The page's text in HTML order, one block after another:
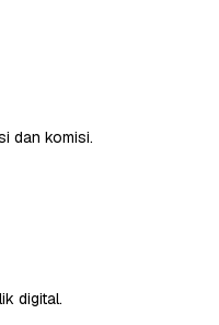
dan komisi.
digital.